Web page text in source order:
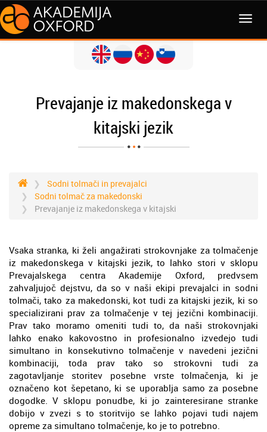
MENI
Prevajanje iz makedonskega v
kitajski jezik
Sodni tolmači in prevajalci
Sodni tolmač za makedonski
Prevajanje iz makedonskega v kitajski
Vsaka stranka, ki želi angažirati strokovnjake za tolmačenje
iz makedonskega v kitajski jezik, to lahko stori v sklopu
Prevajalskega centra Akademije Oxford, predvsem
zahvaljujoč dejstvu, da so v naši ekipi prevajalci in sodni
tolmači, tako za makedonski, kot tudi za kitajski jezik, ki so
specializirani prav za tolmačenje v tej jezični kombinaciji.
Prav tako moramo omeniti tudi to, da naši strokovnjaki
lahko enako kakovostno in profesionalno izvedejo tudi
simultano in konsekutivno tolmačenje v navedeni jezični
kombinaciji, toda prav tako so strokovni tudi za
zagotavljanje storitev posebne vrste tolmačenja, ki je
označeno kot šepetano, ki se uporablja samo za posebne
dogodke. V sklopu ponudbe, ki jo zainteresirane stranke
dobijo v zvezi s to storitvijo se lahko pojavi tudi najem
opreme za simultano tolmačenje, ko je to potrebno.